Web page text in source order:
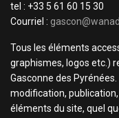
tel : +33 5 61 60 15 30
Courriel :
Tous les éléments
graphismes, logos etc.)
Gasconne des
modification,
éléments du site, quel